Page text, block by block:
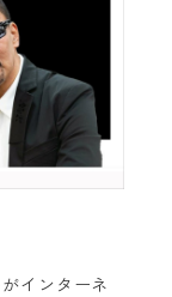
インターネ